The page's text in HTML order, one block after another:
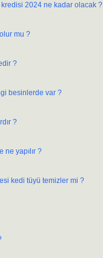
kredisi 2024 ne kadar olacak ?
mu ?
?
besinlerde var ?
?
ne yapılır ?
kedi tüyü temizler mi ?